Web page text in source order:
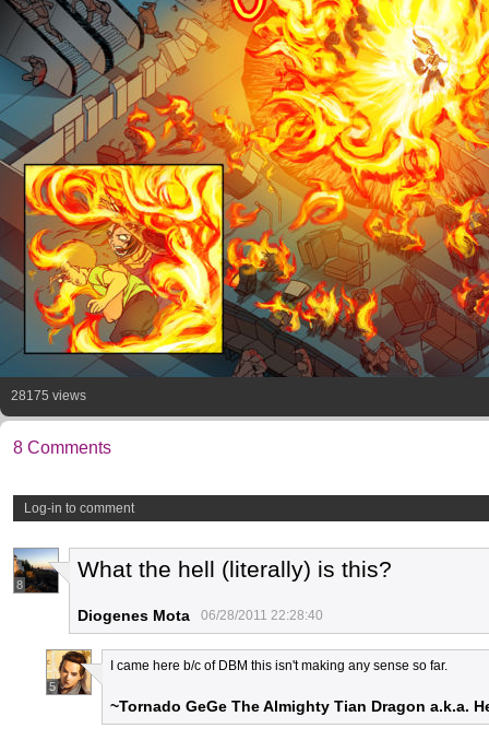
28175 views
8 Comments
Log-in to comment
8
What the hell (literally) is this?
Diogenes Mota 06/28/2011 22:28:40
5
I came here b/c of DBM this isn't making any sense so far.
~Tornado GeGe The Almighty Tian Dragon a.k.a.